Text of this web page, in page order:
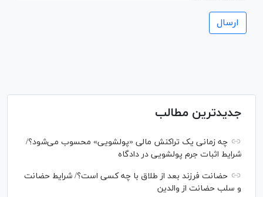
جدیدترین مطالب
چه زمانی یک تراکنش مالی «پولشویی» محسوب می‌شود؟/
شرایط اثبات جرم پولشویی در دادگاه
حضانت فرزند بعد از طلاق با چه کسی است؟/ شرایط حضانت
و سلب حضانت از والدین